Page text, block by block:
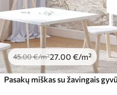
45.00€/m²27.00 €/m²
Pasakų miškas su žavingais